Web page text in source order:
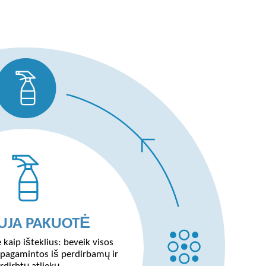
PAKUOTĖ
kaip išteklius: beveik visos
iš perdirbamų ir
ETAPAS
ŽALIAVA
KURIAS
PERDIRBTI)